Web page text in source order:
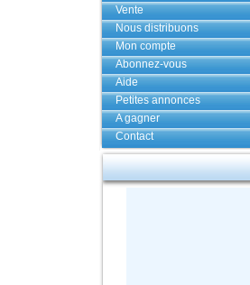
Vente
Nous distribuons
Mon compte
Abonnez-vous
Aide
Petites annonces
A gagner
Contact